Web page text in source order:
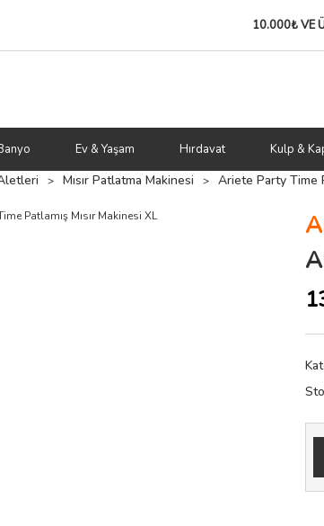
10.000₺ VE
Ev & Yaşam Hırdavat Kulp &
Mısır Patlatma Makinesi Ariete Party Time